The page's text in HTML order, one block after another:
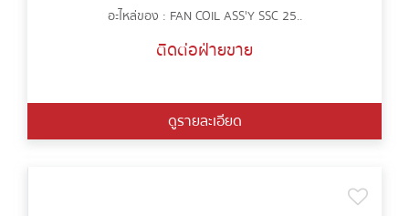
อะไหล่ของ : FAN COIL ASS'Y SSC 25..
ติดต่อฝ่ายขาย
ดูรายละเอียด